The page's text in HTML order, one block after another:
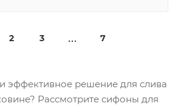
2 3 7
эффективное решение для слива
Рассмотрите сифоны для